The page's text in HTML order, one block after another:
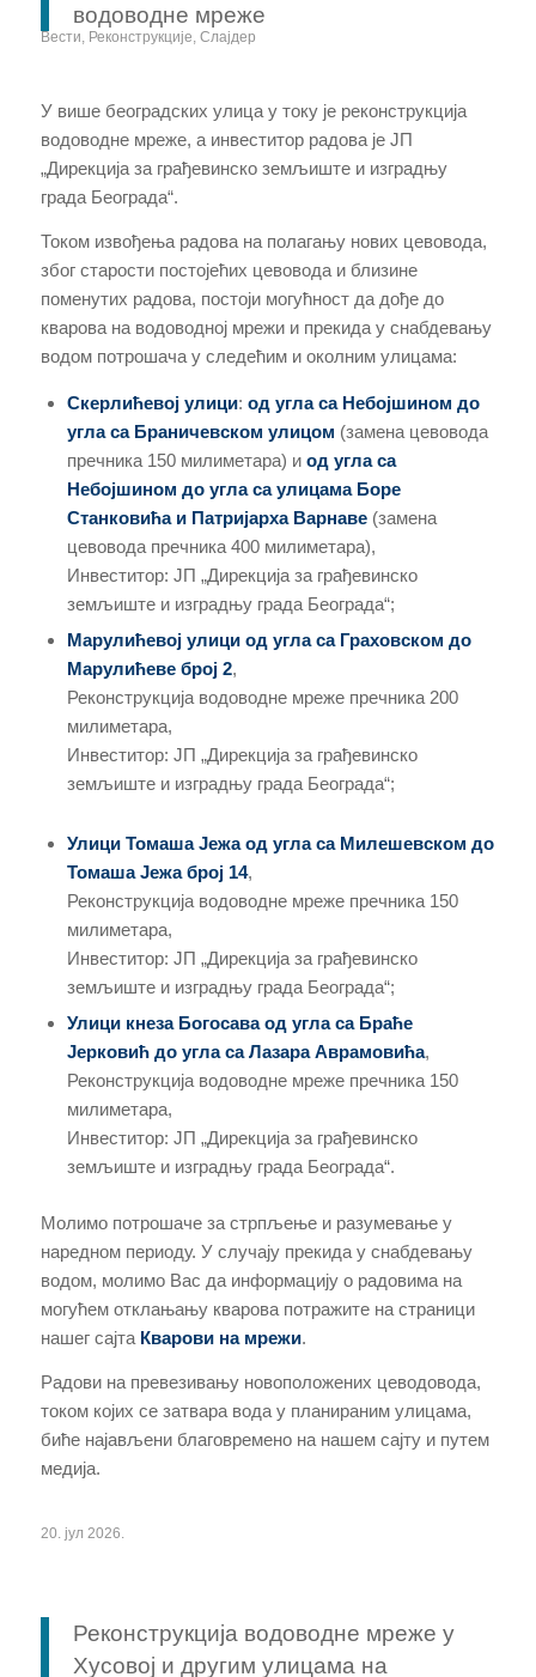
водоводне мреже
Вести, Реконструкције, Слајдер
У више београдских улица у току је реконструкција
водоводне мреже, а инвеститор радова је ЈП
„Дирекција за грађевинско земљиште и изградњу
града Београда“.
Током извођења радова на полагању нових цевовода,
због старости постојећих цевовода и близине
поменутих радова, постоји могућност да дође до
кварова на водоводној мрежи и прекида у снабдевању
водом потрошача у следећим и околним улицама:
Скерлићевој улици: од угла са Небојшином до
угла са Браничевском улицом (замена цевовода
пречника 150 милиметара) и од угла са
Небојшином до угласа улицама Боре
Станковића и Патријарха Варнаве(замена
цевовода пречника 400 милиметара),
Инвеститор: ЈП „Дирекција за грађевинско
земљиште и изградњу града Београда“;
Марулићевој улици од угла са Граховском до
Марулићеве број2,
Реконструкција водоводне мреже пречника 200
милиметара,
Инвеститор: ЈП „Дирекција за грађевинско
земљиште и изградњу града Београда“;
Улици Томаша Јежа од угла са Милешевском до
Томаша Јежа број 14,
Реконструкција водоводне мреже пречника 150
милиметара,
Инвеститор: ЈП „Дирекција за грађевинско
земљиште и изградњу града Београда“;
Улици кнеза Богосава од угла са Браће
Јерковић до угла са Лазара Аврамовића,
Реконструкција водоводне мреже пречника 150
милиметара,
Инвеститор: ЈП „Дирекција за грађевинско
земљиште и изградњу града Београда“.
Молимо потрошаче за стрпљење и разумевање у
наредном периоду. У случају прекида у снабдевању
водом, молимо Вас да информацију о радовима на
могућем отклањању кварова потражите на страници
нашег сајта Кварови на мрежи.
Радови на превезивању новоположених цеводовода,
током којих се затвара вода у планираним улицама,
биће најављени благовремено на нашем сајту и путем
медија.
20. јул 2026.
Реконструкција водоводне мреже у
Хусовој и другим улицама на